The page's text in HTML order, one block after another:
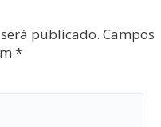
publicado. Campos
*